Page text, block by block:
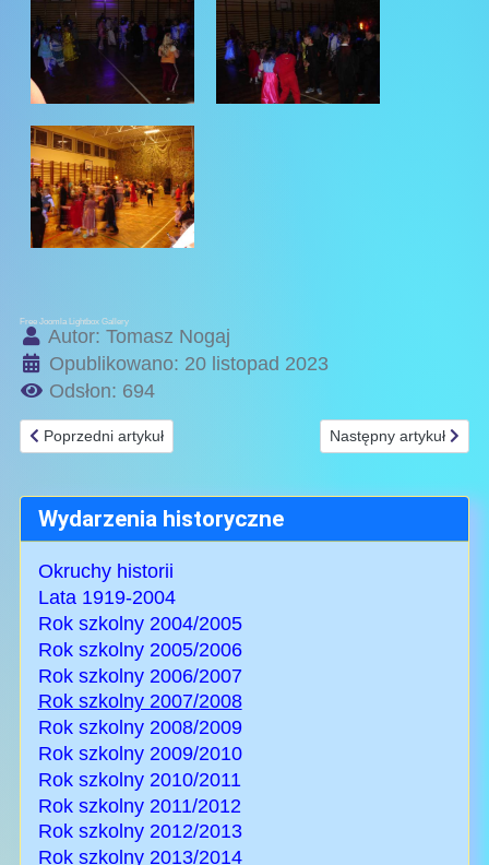
Free Joomla Lightbox Gallery
Autor: Tomasz Nogaj
Opublikowano: 20 listopad 2023
Odsłon: 694
Poprzedni artykuł: Uroczystość wręczenia nagród
Poprzedni artykuł Następny artykuł:
Następny artykuł
Wydarzenia historyczne
Okruchy historii
Lata 1919-2004
Rok szkolny 2004/2005
Rok szkolny 2005/2006
Rok szkolny 2006/2007
Rok szkolny 2007/2008
Rok szkolny 2008/2009
Rok szkolny 2009/2010
Rok szkolny 2010/2011
Rok szkolny 2011/2012
Rok szkolny 2012/2013
Rok szkolny 2013/2014